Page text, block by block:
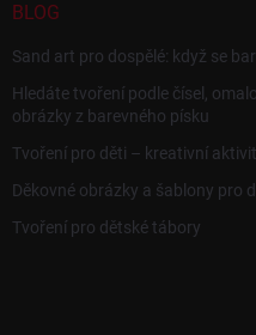
BLOG
Sand art pro dospělé: když se
Hledáte tvoření podle čísel,
obrázky z barevného písku
Tvoření pro děti – kreativní
Děkovné obrázky a šablony pro
Tvoření pro dětské tábory